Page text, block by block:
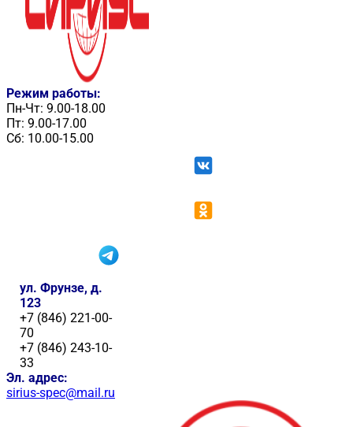
Режим работы:
Пн-Чт: 9.00-18.00
Пт: 9.00-17.00
Сб: 10.00-15.00
ул. Фрунзе, д.
123
+7 (846) 221-00-
70
+7 (846) 243-10-
33
Эл. адрес:
sirius-spec@mail.ru